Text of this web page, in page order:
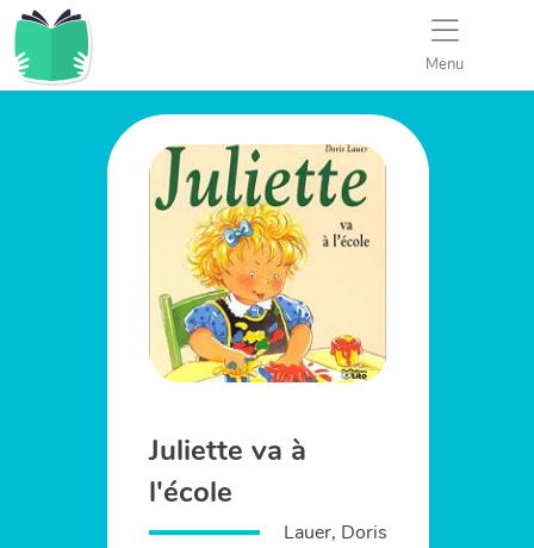
Menu
Juliette va à
l'école
Lauer, Doris